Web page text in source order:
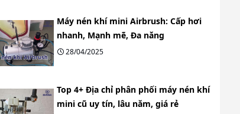
Máy nén khí mini Airbrush: Cấp hơi
nhanh, Mạnh mẽ, Đa năng
28/04/2025
Top 4+ Địa chỉ phân phối máy nén khí
mini cũ uy tín, lâu năm, giá rẻ